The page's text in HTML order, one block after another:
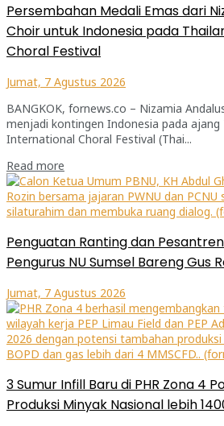
Persembahan Medali Emas dari
Choir untuk Indonesia pada
Choral Festival
Jumat, 7 Agustus 2026
BANGKOK, fornews.co – Nizamia
menjadi kontingen Indonesia pada ajang
International Choral Festival (Thai...
Read more
Penguatan Ranting dan
Pengurus NU Sumsel Bareng Gus
Jumat, 7 Agustus 2026
3 Sumur Infill Baru di PHR Zona 4
Produksi Minyak Nasional lebih